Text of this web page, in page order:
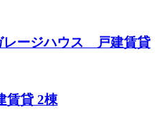
ージハウス 戸建賃貸
賃貸 2棟